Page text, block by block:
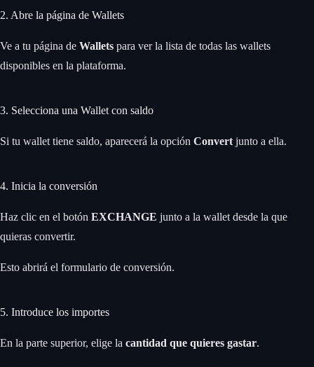
2. Abre la página de Wallets
Ve a tu página de Wallets para ver la lista de todas las wallets
disponibles en la plataforma.
3. Selecciona una Wallet con saldo
Si tu wallet tiene saldo, aparecerá la opción Convert junto a ella.
4. Inicia la conversión
Haz clic en el botón EXCHANGE junto a la wallet desde la que
quieras convertir.
Esto abrirá el formulario de conversión.
5. Introduce los importes
En la parte superior, elige la cantidad que quieres gastar.